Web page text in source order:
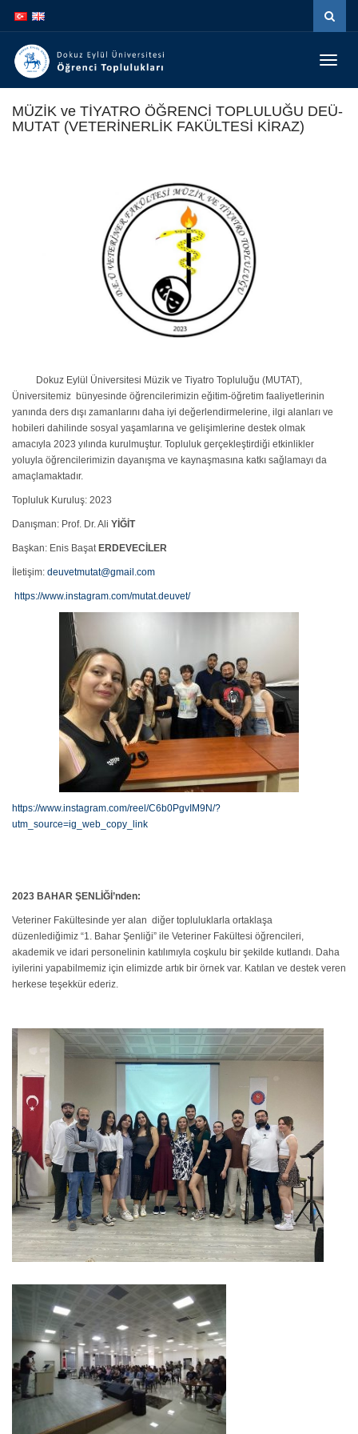
MÜZİK ve TİYATRO ÖĞRENCİ TOPLULUĞU DEÜ-
MUTAT (VETERİNERLİK FAKÜLTESİ KİRAZ)
Dokuz Eylül Üniversitesi Müzik ve Tiyatro Topluluğu (MUTAT),
Üniversitemiz bünyesinde öğrencilerimizin eğitim-öğretim faaliyetlerinin
yanında ders dışı zamanlarını daha iyi değerlendirmelerine, ilgi alanları ve
hobileri dahilinde sosyal yaşamlarına ve gelişimlerine destek olmak
amacıyla 2023 yılında kurulmuştur. Topluluk gerçekleştirdiği etkinlikler
yoluyla öğrencilerimizin dayanışma ve kaynaşmasına katkı sağlamayı da
amaçlamaktadır.
Topluluk Kuruluş: 2023
Danışman: Prof. Dr. Ali YİĞİT
Başkan: Enis BaşatERDEVECİLER
İletişim: deuvetmutat@gmail.com
https://www.instagram.com/mutat.deuvet/
https://www.instagram.com/reel/C6b0PgvIM9N/?
utm_source=ig_web_copy_link
2023 BAHAR ŞENLİĞİ’nden:
Veteriner Fakültesinde yer alan diğer topluluklarla ortaklaşa
düzenlediğimiz “1. Bahar Şenliği” ile Veteriner Fakültesi öğrencileri,
akademik ve idari personelinin katılımıyla coşkulu bir şekilde kutlandı. Daha
iyilerini yapabilmemiz için elimizde artık bir örnek var. Katılan ve destek veren
herkese teşekkür ederiz.